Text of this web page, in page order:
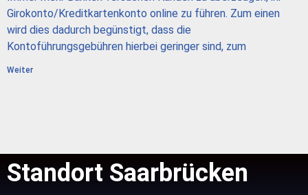
Girokonto/Kreditkartenkonto online zu führen. Zum einen
wird dies dadurch begünstigt, dass die
Kontoführungsgebühren hierbei geringer sind, zum
Weiter
Standort Saarbrücken